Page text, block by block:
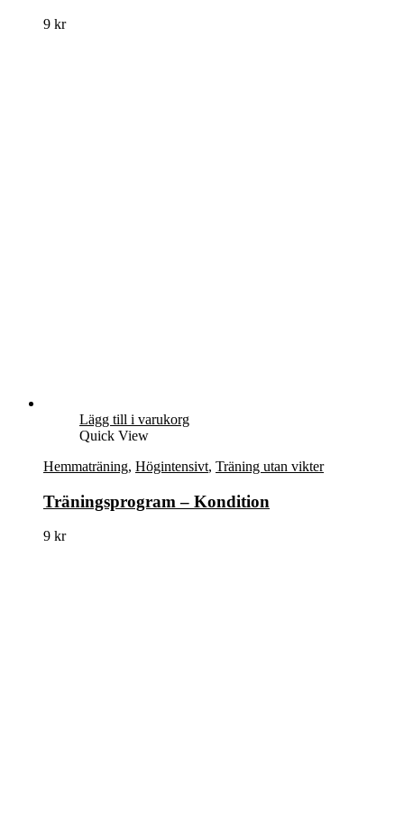
9 kr
Lägg till i varukorg
Quick View
Hemmaträning, Högintensivt, Träning utan vikter
Träningsprogram – Kondition
9 kr